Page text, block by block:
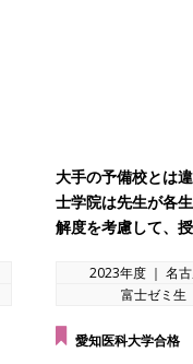
大手の予備校とは
士学院は先生が各
解度を考慮して、
2023年度 ｜ 名
富士ゼミ生
愛知医科大学合格